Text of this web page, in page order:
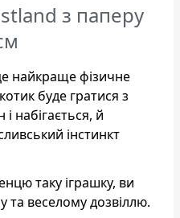
з паперу
найкраще фізичне
буде гратися з
набігається, й
інстинкт
таку іграшку, ви
та веселому дозвіллю.